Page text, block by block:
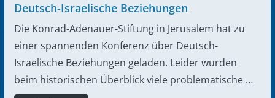
Deutsch-Israelische Beziehungen
Die Konrad-Adenauer-Stiftung in Jerusalem hat zu
einer spannenden Konferenz über Deutsch-
Israelische Beziehungen geladen. Leider wurden
beim historischen Überblick viele problematische …